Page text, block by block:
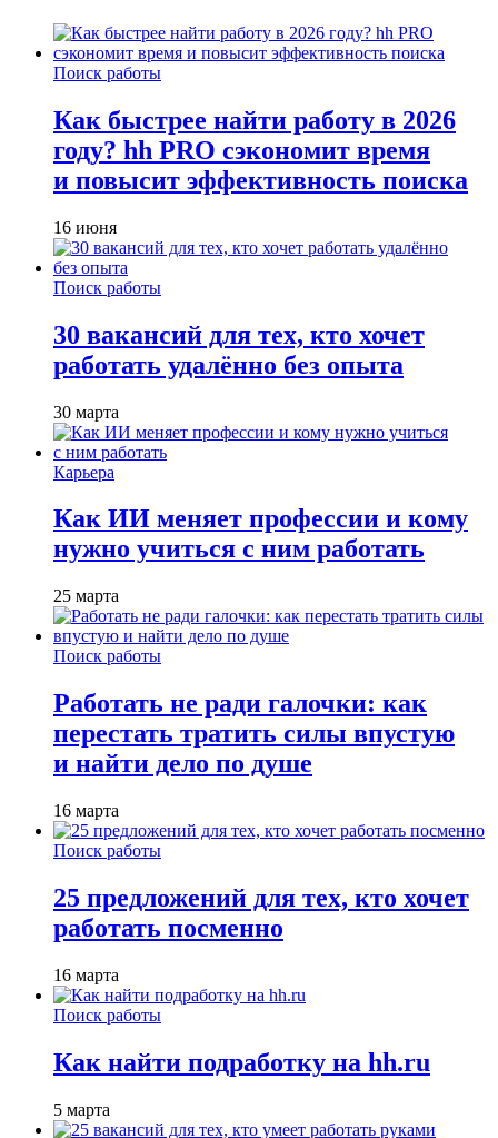
Поиск работы
Как быстрее найти работу в 2026
году? hh PRO сэкономит время
и повысит эффективность поиска
16 июня
Поиск работы
30 вакансий для тех, кто хочет
работать удалённо без опыта
30 марта
Карьера
Как ИИ меняет профессии и кому
нужно учиться с ним работать
25 марта
Поиск работы
Работать не ради галочки: как
перестать тратить силы впустую
и найти дело по душе
16 марта
Поиск работы
25 предложений для тех, кто хочет
работать посменно
16 марта
Поиск работы
Как найти подработку на hh.ru
5 марта